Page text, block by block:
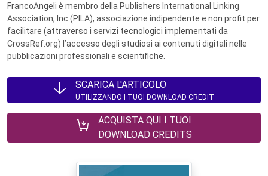
FrancoAngeli è membro della Publishers International Linking
Association, Inc (PILA), associazione indipendente e non profit per
facilitare (attraverso i servizi tecnologici implementati da
CrossRef.org) l’accesso degli studiosi ai contenuti digitali nelle
pubblicazioni professionali e scientifiche.
SCARICA L'ARTICOLO
UTILIZZANDO I TUOI DOWNLOAD CREDIT
ACQUISTA QUI I TUOI
DOWNLOAD CREDITS